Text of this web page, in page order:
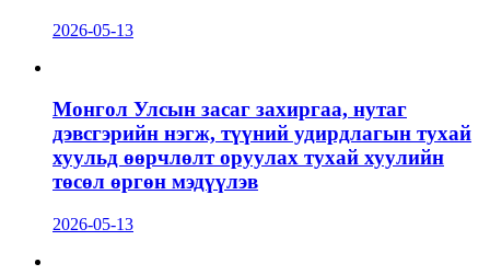
2026-05-13
Монгол Улсын засаг захиргаа, нутаг
дэвсгэрийн нэгж, түүний удирдлагын тухай
хуульд өөрчлөлт оруулах тухай хуулийн
төсөл өргөн мэдүүлэв
2026-05-13